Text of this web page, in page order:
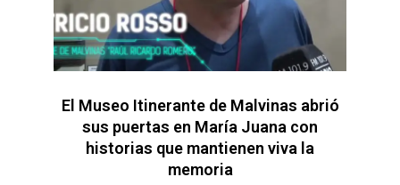
El Museo Itinerante de Malvinas abrió
sus puertas en María Juana con
historias que mantienen viva la
memoria